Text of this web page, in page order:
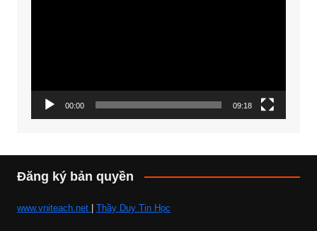
00:00 09:18
Đăng ký bản quyền
www.vniteach.net | Thầy Duy Tin Học